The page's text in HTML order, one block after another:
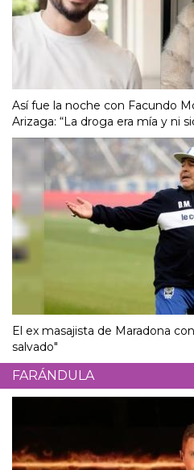
Así fue la noche con Facundo
Arizaga: “La droga era mía y ni
El ex masajista de Maradona
salvado"
FARÁNDULA